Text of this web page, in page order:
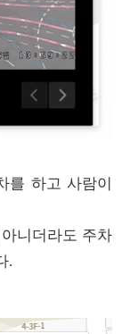
를 하고 사람이
니더라도 주차
.